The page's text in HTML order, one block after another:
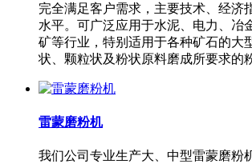
完全满足客户需求，主要技术、经济
水平。可广泛应用于水泥、电力、冶
矿等行业，特别适用于各种矿石的大
状、颗粒状及粉状原料磨成所要求的
雷蒙磨粉机
我们公司专业生产大、中型雷蒙磨粉